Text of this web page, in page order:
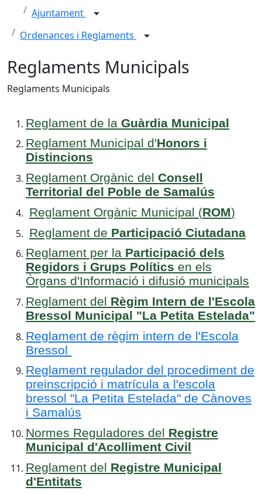
Ajuntament
Ordenances i Reglaments
Reglaments Municipals
Reglaments Municipals
Reglament de la Guàrdia Municipal
Reglament Municipal d'Honors i
Distincions
Reglament Orgànic del Consell
Territorial del Poble de Samalús
Reglament Orgànic Municipal (ROM)
Reglament de Participació Ciutadana
Reglament per la Participació dels
Regidors i Grups Polítics en els
Òrgans d'Informació i difusió municipals
Reglament del Règim Intern de l'Escola
Bressol Municipal "La Petita Estelada"
Reglament de règim intern de l'Escola
Bressol
Reglament regulador del procediment de
preinscripció i matrícula a l'escola
bressol "La Petita Estelada" de Cànoves
i Samalús
Normes Reguladores del Registre
Municipal d'Acolliment Civil
Reglament del Registre Municipal
d'Entitats